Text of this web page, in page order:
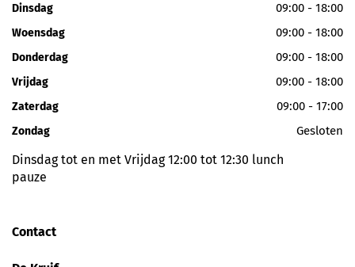
Dinsdag 09:00 - 18:00
Woensdag 09:00 - 18:00
Donderdag 09:00 - 18:00
Vrijdag 09:00 - 18:00
Zaterdag 09:00 - 17:00
Zondag Gesloten
Dinsdag tot en met Vrijdag 12:00 tot 12:30 lunch
pauze
Contact